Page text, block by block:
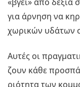
για άρ­νη­ση να
χω­ρι­κών υδά­των
Αυτές οι
ζουν κάθε
ριό­τη­τα των